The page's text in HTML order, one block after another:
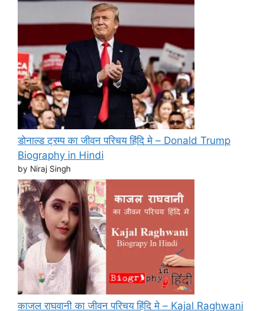
डोनाल्ड ट्रम्प का जीवन परिचय हिंदि मे – Donald Trump
Biography in Hindi
by Niraj Singh
काजल राघवानी का जीवन परिचय हिंदि मे – Kajal Raghwani